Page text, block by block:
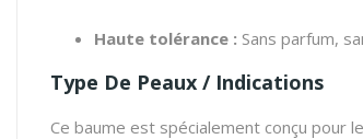
Haute tolérance : Sans parfum,
Type De Peaux / Indications
Ce baume est spécialement conçu pour